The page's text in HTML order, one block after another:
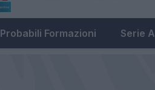
Probabili Formazioni Serie A